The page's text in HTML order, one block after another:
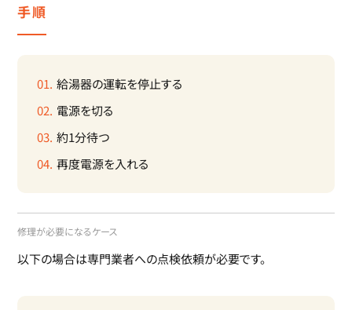
手順
給湯器の運転を停止する
電源を切る
約1分待つ
再度電源を入れる
修理が必要になるケース
以下の場合は専門業者への点検依頼が必要です。